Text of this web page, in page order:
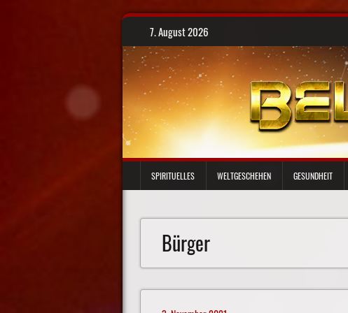
Skip
content
7. August 2026
SPIRITUELLES WELTGESCHEHEN GESUNDHEIT
Bürger